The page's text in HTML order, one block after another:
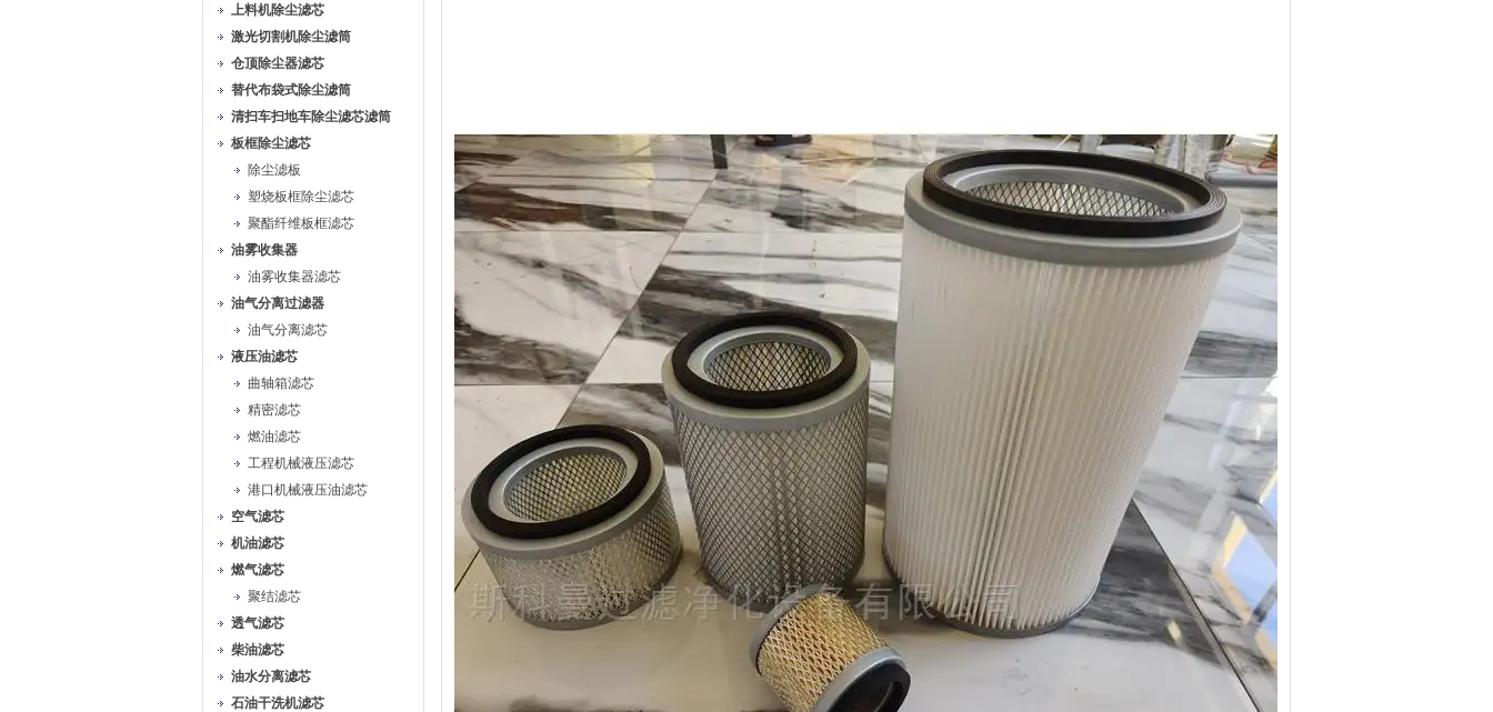
上料机除尘滤芯
激光切割机除尘滤筒
仓顶除尘器滤芯
替代布袋式除尘滤筒
清扫车扫地车除尘滤芯滤筒
板框除尘滤芯
除尘滤板
塑烧板框除尘滤芯
聚酯纤维板框滤芯
油雾收集器
油雾收集器滤芯
油气分离过滤器
油气分离滤芯
液压油滤芯
曲轴箱滤芯
精密滤芯
燃油滤芯
工程机械液压滤芯
港口机械液压油滤芯
空气滤芯
机油滤芯
燃气滤芯
聚结滤芯
透气滤芯
柴油滤芯
油水分离滤芯
石油干洗机滤芯